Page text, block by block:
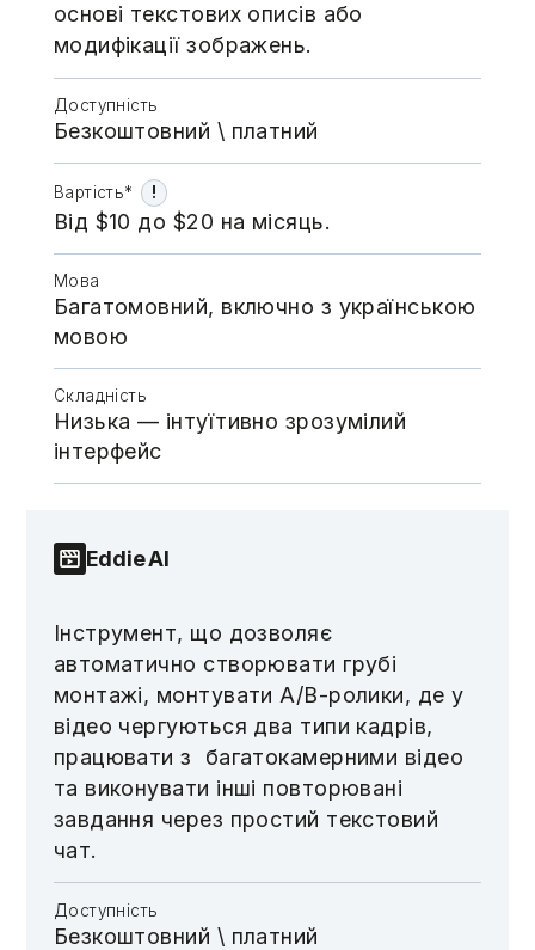
основі текстових описів або
модифікації зображень.
Доступність
Безкоштовний \​​​​ платний
Вартість* !
Від $10 до $20 на місяць.
Мова
Багатомовний, включно з українською
мовою
Складність
Низька — інтуїтивно зрозумілий
інтерфейс
Eddie AI
Інструмент, що дозволяє
автоматично створювати грубі
монтажі, монтувати A/B-ролики, де у
відео чергуються два типи кадрів,
працювати з багатокамерними відео
та виконувати інші повторювані
завдання через простий текстовий
чат.
Доступність
Безкоштовний \​​​​ платний